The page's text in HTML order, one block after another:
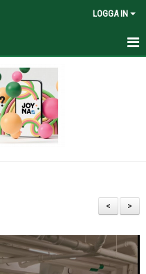
LOGGA IN
>
<